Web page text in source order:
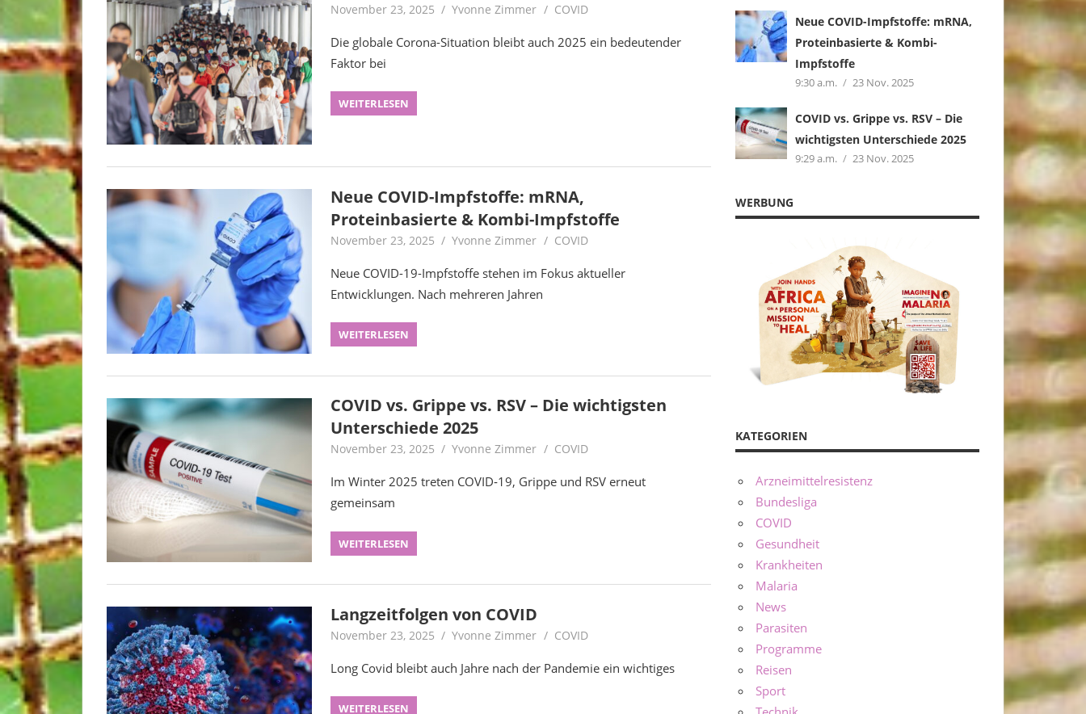
November 23, 2025 Yvonne Zimmer COVID
Die globale Corona-Situation bleibt auch 2025 ein bedeutender
Faktor bei
WEITERLESEN
Neue COVID-Impfstoffe: mRNA,
Proteinbasierte & Kombi-Impfstoffe
November 23, 2025 Yvonne Zimmer COVID
Neue COVID-19-Impfstoffe stehen im Fokus aktueller
Entwicklungen. Nach mehreren Jahren
WEITERLESEN
COVID vs. Grippe vs. RSV – Die wichtigsten
Unterschiede 2025
November 23, 2025 Yvonne Zimmer COVID
Im Winter 2025 treten COVID‑19, Grippe und RSV erneut
gemeinsam
WEITERLESEN
Langzeitfolgen von COVID
November 23, 2025 Yvonne Zimmer COVID
Long Covid bleibt auch Jahre nach der Pandemie ein wichtiges
WEITERLESEN
Neue COVID-Impfstoffe: mRNA,
Proteinbasierte & Kombi-
Impfstoffe
9:30 a.m. 23 Nov. 2025
COVID vs. Grippe vs. RSV – Die
wichtigsten Unterschiede 2025
9:29 a.m. 23 Nov. 2025
WERBUNG
KATEGORIEN
Arzneimittelresistenz
Bundesliga
COVID
Gesundheit
Krankheiten
Malaria
News
Parasiten
Programme
Reisen
Sport